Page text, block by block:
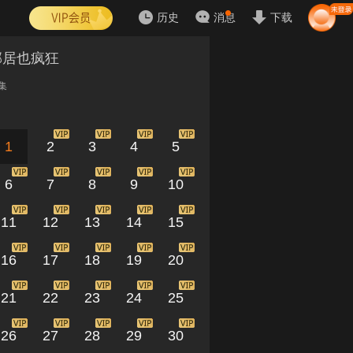
历史 消息 下载
也疯狂
1 2 3 4 5
6 7 8 9 10
11 12 13 14 15
16 17 18 19 20
21 22 23 24 25
26 27 28 29 30